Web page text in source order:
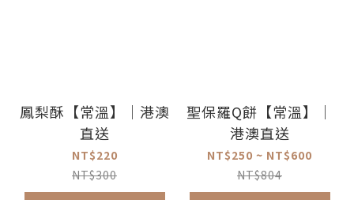
鳳梨酥【常溫】｜港澳
直送
NT$220
NT$300
聖保羅Q餅【常溫】｜
港澳直送
NT$250 ~ NT$600
NT$804